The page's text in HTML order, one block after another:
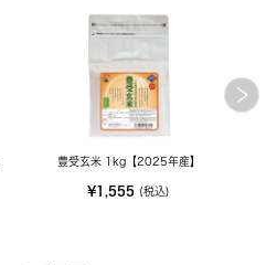
豊受玄米 1kg【2025年産】
¥1,555 (税込)